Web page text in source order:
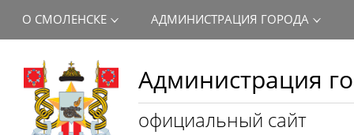
Администрация
официальный сайт
О СМОЛЕНСКЕ АДМИНИСТРАЦИЯ ГОРОДА